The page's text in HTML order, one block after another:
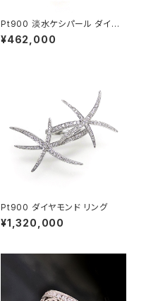
Pt900 淡水ケシパール ダイヤ
モンド リング
¥462,000
Pt900 ダイヤモンド リング
¥1,320,000